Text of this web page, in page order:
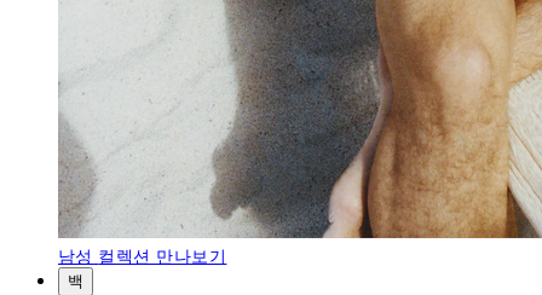
남성 컬렉션 만나보기
백